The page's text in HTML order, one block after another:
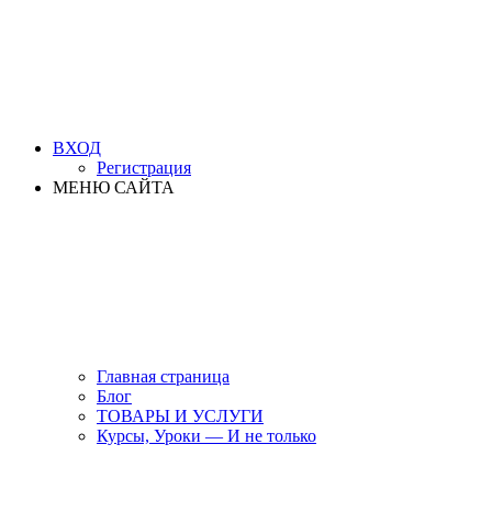
ВХОД
Регистрация
МЕНЮ САЙТА
Главная страница
Блог
ТОВАРЫ И УСЛУГИ
Курсы, Уроки — И не только